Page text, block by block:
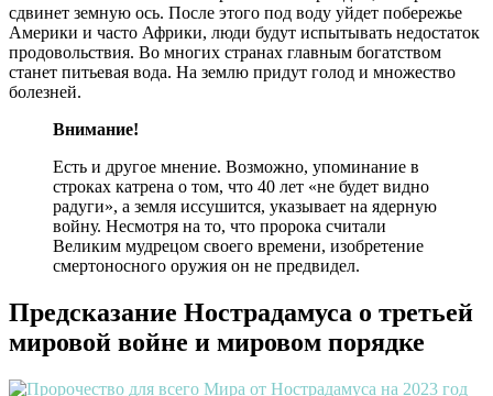
сдвинет земную ось. После этого под воду уйдет побережье
Америки и часто Африки, люди будут испытывать недостаток
продовольствия. Во многих странах главным богатством
станет питьевая вода. На землю придут голод и множество
болезней.
Внимание!
Есть и другое мнение. Возможно, упоминание в
строках катрена о том, что 40 лет «не будет видно
радуги», а земля иссушится, указывает на ядерную
войну. Несмотря на то, что пророка считали
Великим мудрецом своего времени, изобретение
смертоносного оружия он не предвидел.
Предсказание Нострадамуса о третьей
мировой войне и мировом порядке